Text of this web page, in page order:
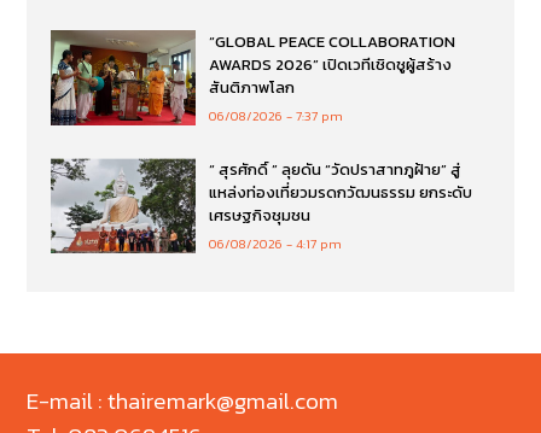
“GLOBAL PEACE COLLABORATION
AWARDS 2026” เปิดเวทีเชิดชูผู้สร้าง
สันติภาพโลก
06/08/2026 7:37 pm
“ สุรศักดิ์ ” ลุยดัน “วัดปราสาทภูฝ้าย” สู่
แหล่งท่องเที่ยวมรดกวัฒนธรรม ยกระดับ
เศรษฐกิจชุมชน
06/08/2026 4:17 pm
E-mail : thairemark@gmail.com